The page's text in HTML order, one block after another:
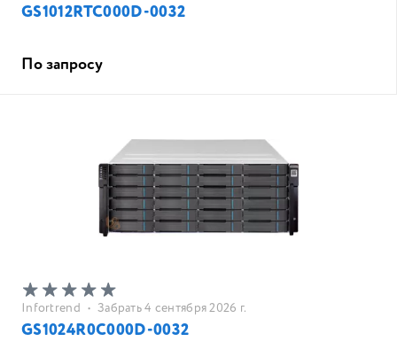
GS1012RTC000D-0032
По запросу
Infortrend • Забрать 4 сентября 2026 г.
GS1024R0C000D-0032